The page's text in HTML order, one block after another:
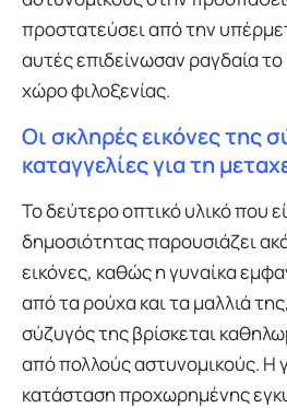
προστατεύσει από την
αυτές επιδείνωσαν ραγδαία
χώρο φιλοξενίας.
Οι σκληρές εικόνες της
καταγγελίες για τη
Το δεύτερο οπτικό υλικό που
δημοσιότητας παρουσιάζει
εικόνες, καθώς η γυναίκα
από τα ρούχα και τα μαλλιά
σύζυγός της βρίσκεται
από πολλούς αστυνομικούς. Η
κατάσταση προχωρημένης